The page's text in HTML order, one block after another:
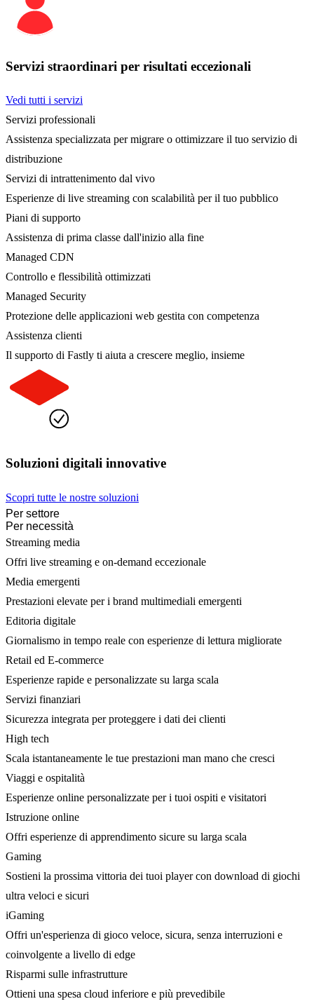
Servizi straordinari per risultati eccezionali
Vedi tutti i servizi
Servizi professionali
Assistenza specializzata per migrare o ottimizzare il tuo servizio di
distribuzione
Servizi di intrattenimento dal vivo
Esperienze di live streaming con scalabilità per il tuo pubblico
Piani di supporto
Assistenza di prima classe dall'inizio alla fine
Managed CDN
Controllo e flessibilità ottimizzati
Managed Security
Protezione delle applicazioni web gestita con competenza
Assistenza clienti
Il supporto di Fastly ti aiuta a crescere meglio, insieme
Soluzioni digitali innovative
Scopri tutte le nostre soluzioni
Per settore
Per necessità
Streaming media
Offri live streaming e on-demand eccezionale
Media emergenti
Prestazioni elevate per i brand multimediali emergenti
Editoria digitale
Giornalismo in tempo reale con esperienze di lettura migliorate
Retail ed E-commerce
Esperienze rapide e personalizzate su larga scala
Servizi finanziari
Sicurezza integrata per proteggere i dati dei clienti
High tech
Scala istantaneamente le tue prestazioni man mano che cresci
Viaggi e ospitalità
Esperienze online personalizzate per i tuoi ospiti e visitatori
Istruzione online
Offri esperienze di apprendimento sicure su larga scala
Gaming
Sostieni la prossima vittoria dei tuoi player con download di giochi
ultra veloci e sicuri
iGaming
Offri un'esperienza di gioco veloce, sicura, senza interruzioni e
coinvolgente a livello di edge
Risparmi sulle infrastrutture
Ottieni una spesa cloud inferiore e più prevedibile